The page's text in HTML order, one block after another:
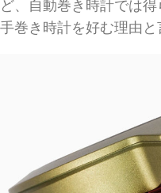
ど、自動巻き時計では
手巻き時計を好む理由と